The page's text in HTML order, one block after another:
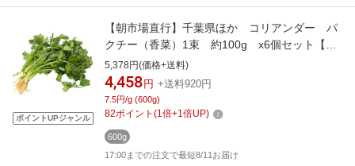
ポイントUPジャンル
【朝市場直行】千葉県ほか コリアンダー パ
クチー（香菜）1束 約100g x6個セット【冷
蔵】
5,378円(価格+送料)
4,458 円 +送料920円
7.5円/g (600g)
82ポイント (1倍+1倍UP)
600g
17:00までの注文で最短8/11お届け